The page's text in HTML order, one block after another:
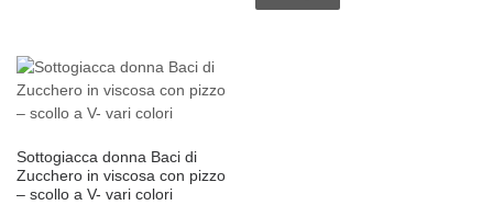
Sottogiacca donna Baci di
Zucchero in viscosa con pizzo
– scollo a V- vari colori